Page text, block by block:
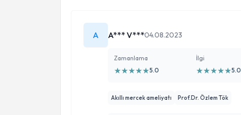
A A*** V***04.08.2023
Zamanlama
★★★★★5.0
İlgi
★★★★★5.0
Akıllı mercek ameliyatı Prof.Dr. Özlem Tök